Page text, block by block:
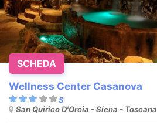
Wellness Center Casanova
San Quirico D'Orcia - Siena - Toscana
SCHEDA